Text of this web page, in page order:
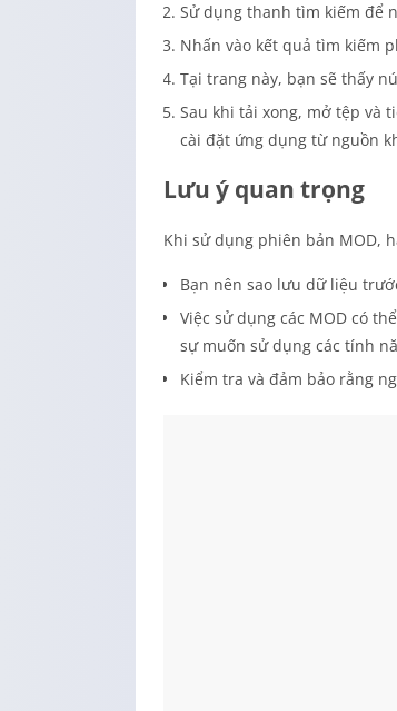
Sử dụng thanh tìm kiếm để
Nhấn vào kết quả tìm kiếm
Tại trang này, bạn sẽ thấy
Sau khi tải xong, mở tệp và
cài đặt ứng dụng từ nguồn
Lưu ý quan trọng
Khi sử dụng phiên bản MOD,
Bạn nên sao lưu dữ liệu
Việc sử dụng các MOD có
sự muốn sử dụng các tính
Kiểm tra và đảm bảo rằng